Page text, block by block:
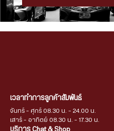
เวลาทำการลูกค้าสัมพันธ์
จันทร์ - ศุกร์ 08.30 น. - 24.00 น.
เสาร์ - อาทิตย์ 08.30 น. - 17.30 น.
บริการ Chat & Shop